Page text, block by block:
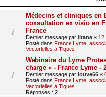
Médecins et cliniques en
consultation en visio en
France
Dernier message par litana « 12
Posté dans France Lyme,
Vectorielles à Tiques
Webinaire du Lyme
charge » - France Lyme -
Dernier message par louve66 «
Posté dans France Lyme,
Vectorielles à Tiques
Réponses : 2